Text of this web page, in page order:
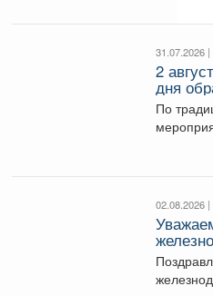
31.07.2026 |
2
дня
По
02.08.2026 |
железнодорожника!